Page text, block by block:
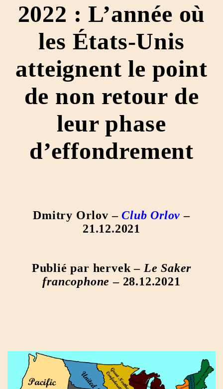
2022 : L’année où
les États-Unis
atteignent le point
de non retour de
leur phase
d’effondrement
Dmitry Orlov –Club Orlov –
21.12.2021
Publié par hervek – Le Saker
francophone – 28.12.2021